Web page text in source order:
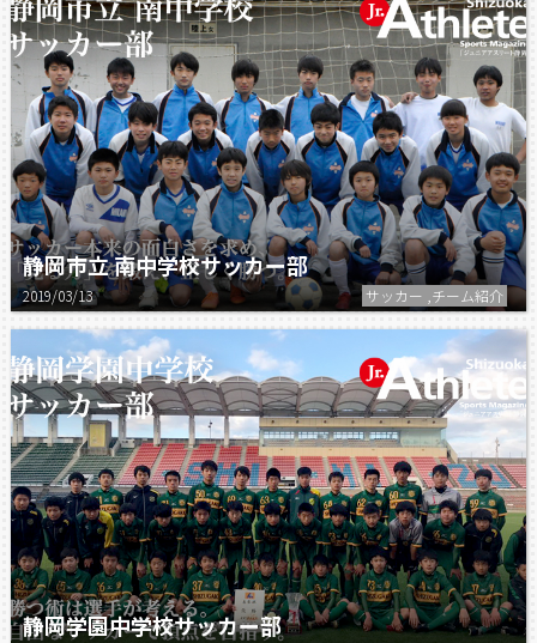
静岡市立 南中学校サッカー部
2019/03/13 サッカー ,チーム紹介
静岡学園中学校サッカー部